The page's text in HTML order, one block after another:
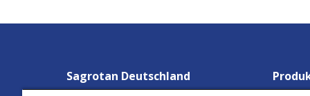
Sagrotan Deutschland